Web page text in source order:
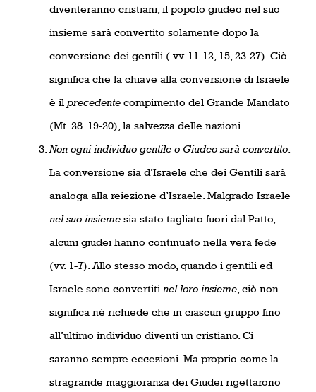
diventeranno cristiani, il popolo giudeo nel suo
insieme sarà convertito solamente dopo la
conversione dei gentili ( vv. 11-12, 15, 23-27). Ciò
significa che la chiave alla conversione di Israele
è il precedente compimento del Grande Mandato
(Mt. 28. 19-20), la salvezza delle nazioni.
Non ogni individuo gentile o Giudeo sarà convertito
La conversione sia d’Israele che dei Gentili sarà
analoga alla reiezione d’Israele. Malgrado Israele
nel suo insieme sia stato tagliato fuori dal Patto,
alcuni giudei hanno continuato nella vera fede
(vv. 1-7). Allo stesso modo, quando i gentili ed
Israele sono convertiti nel loro insieme , ciò non
significa né richiede che in ciascun gruppo fino
all’ultimo individuo diventi un cristiano. Ci
saranno sempre eccezioni. Ma proprio come la
stragrande maggioranza dei Giudei rigettarono